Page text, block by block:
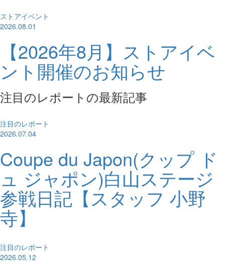
ストアイベント
2026.08.01
【2026年8月】ストアイベ
ント開催のお知らせ
注目のレポートの最新記事
注目のレポート
2026.07.04
Coupe du Japon(クップ ド
ュ ジャポン)白山ステージ
参戦日記【スタッフ 小野
寺】
注目のレポート
2026.05.12